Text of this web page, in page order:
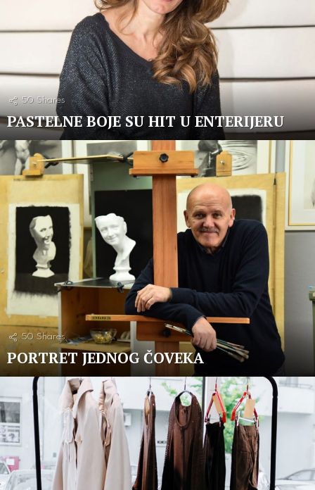
50 Shares
PASTELNE BOJE SU HIT U ENTERIJERU
50 Shares
PORTRET JEDNOG ČOVEKA